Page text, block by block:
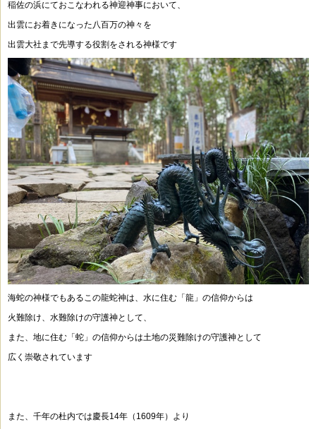
稲佐の浜にておこなわれる神迎神事において、
出雲にお着きになった八百万の神々を
出雲大社まで先導する役割をされる神様です
海蛇の神様でもあるこの龍蛇神は、水に住む「龍」の信仰からは
火難除け、水難除けの守護神として、
また、地に住む「蛇」の信仰からは土地の災難除けの守護神として
広く崇敬されています
また、千年の杜内では慶長14年（1609年）より